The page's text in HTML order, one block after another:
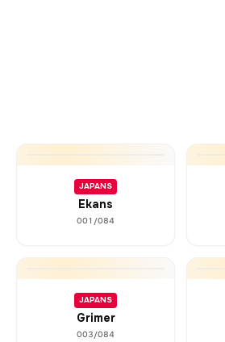
JAPANS
Ekans
001/084
JAPANS
Grimer
003/084